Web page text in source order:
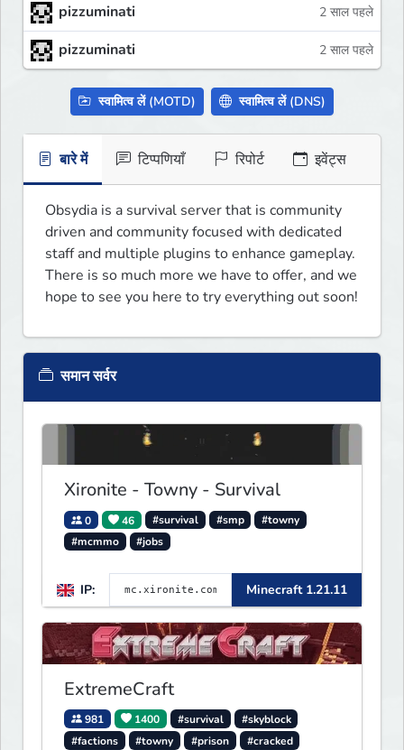
pizzuminati 2 साल पहले
pizzuminati 2 साल पहले
स्वामित्व लें (MOTD) स्वामित्व लें (DNS)
बारे में टिप्पणियाँ रिपोर्ट इवेंट्स
Obsydia is a survival server that is community
driven and community focused with dedicated
staff and multiple plugins to enhance gameplay.
There is so much more we have to offer, and we
hope to see you here to try everything out soon!
समान सर्वर
Xironite - Towny - Survival
0 46 #survival #smp
#towny
#mcmmo
#jobs
IP: Minecraft 1.21.11
ExtremeCraft
981 1400 #survival
#skyblock
#factions
#towny #prison #cracked